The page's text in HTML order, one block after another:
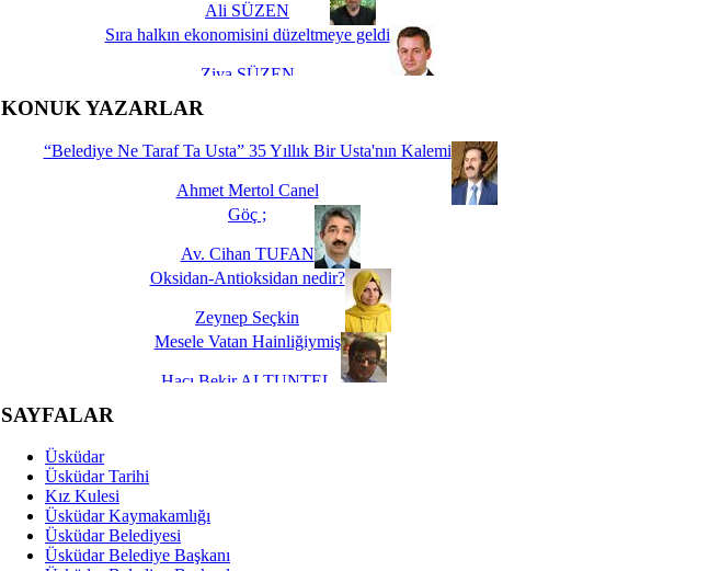
Ali SÜZEN
Sıra halkın ekonomisini düzeltmeye geldi
Ziya SÜZEN
İşte Biz buyuz...
KONUK YAZARLAR
“Belediye Ne Taraf Ta Usta” 35 Yıllık Bir Usta'nın Kalemi
Ahmet Mertol Canel
Göç ;
Av. Cihan TUFAN
Oksidan-Antioksidan nedir?
Zeynep Seçkin
Mesele Vatan Hainliğiymiş
Hacı Bekir ALTUNTEL
Dünya Fani, Ama Kısa Bir Süre De Olsa Burdayız
Savaş ŞENEL
Hukukun Adaleti Kalmadı Üstadım!
SAYFALAR
Üsküdar
Üsküdar Tarihi
Kız Kulesi
Üsküdar Kaymakamlığı
Üsküdar Belediyesi
Üsküdar Belediye Başkanı